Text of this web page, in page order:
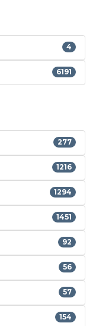
4
6191
277
1216
1294
1451
92
56
57
154